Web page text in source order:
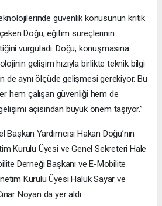
güvenlik konusunun kritik
Doğu, eğitim süreçlerinin
vurguladı. Doğu, konuşmasına
gelişim hızıyla birlikte teknik bilgi
de aynı ölçüde gelişmesi gerekiyor. Bu
hem çalışan güvenliği hem de
açısından büyük önem taşıyor.”
Yardımcısı Hakan Doğu’nın
Kurulu Üyesi ve Genel Sekreteri Hale
Derneği Başkanı ve E-Mobilite
Kurulu Üyesi Haluk Sayar ve
Noyan da yer aldı.